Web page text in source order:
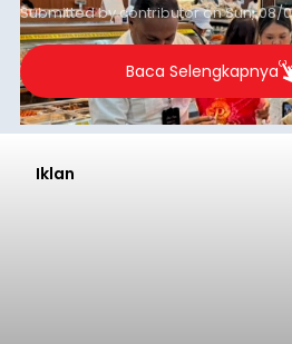
Submitted bycontributoronSun, 08/
Baca Selengkapnya
Iklan